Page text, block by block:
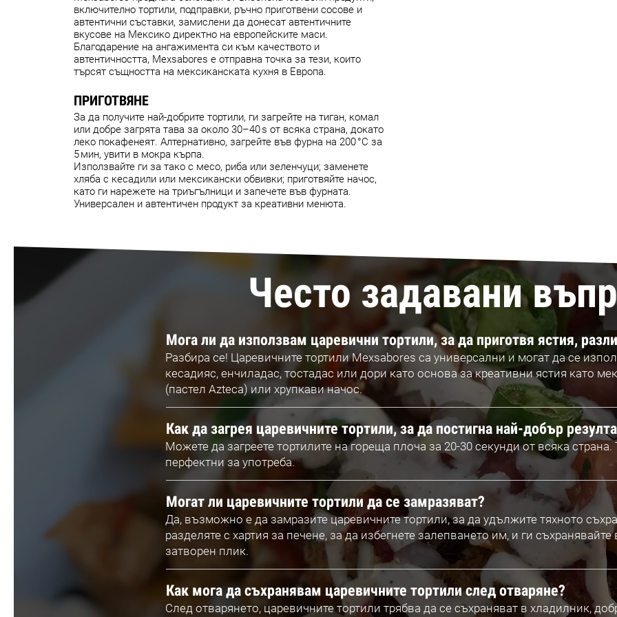
включително тортили, подправки, ръчно приготвени сосове и
автентични съставки, замислени да донесат автентичните
вкусове на Мексико директно на европейските маси.
Благодарение на ангажимента си към качеството и
автентичността, Mexsabores е отправна точка за тези, които
търсят същността на мексиканската кухня в Европа.
ПРИГОТВЯНЕ
За да получите най-добрите тортили, ги загрейте на тиган, комал
или добре загрята тава за около 30–40 s от всяка страна, докато
леко покафенеят. Алтернативно, загрейте във фурна на 200 °C за
5 мин, увити в мокра кърпа.
Използвайте ги за тако с месо, риба или зеленчуци; заменете
хляба с кесадили или мексикански обвивки; приготвяйте начос,
като ги нарежете на триъгълници и запечете във фурната.
Универсален и автентичен продукт за креативни менюта.
Често задавани
Мога ли да използвам царевични тортили, за да приготвя ястия,
Разбира се! Царевичните тортили Mexsabores са универсални и могат да се
кесадияс, енчиладас, тостадас или дори като основа за креативни ястия като
(пастел Azteca) или хрупкави начос.
Как да загрея царевичните тортили, за да постигна най-добър
Можете да загреете тортилите на гореща плоча за 20-30 секунди от всяка
перфектни за употреба.
Могат ли царевичните тортили да се замразяват?
Да, възможно е да замразите царевичните тортили, за да удължите тяхното
разделяте с хартия за печене, за да избегнете залепването им, и ги
затворен плик.
Как мога да съхранявам царевичните тортили след отваряне?
След отварянето, царевичните тортили трябва да се съхраняват в хладилник,